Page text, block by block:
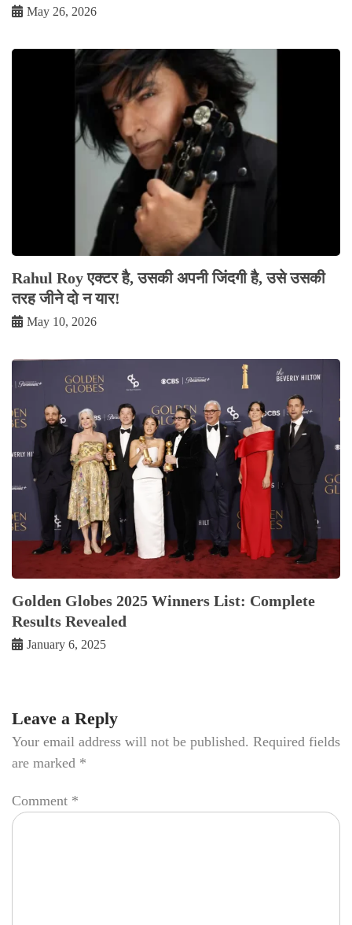
May 26, 2026
Rahul Roy एक्टर है, उसकी अपनी जिंदगी है, उसे उसकी
तरह जीने दो न यार!
May 10, 2026
Golden Globes 2025 Winners List: Complete
Results Revealed
January 6, 2025
Leave a Reply
Your email address will not be published. Required fields
are marked *
Comment *